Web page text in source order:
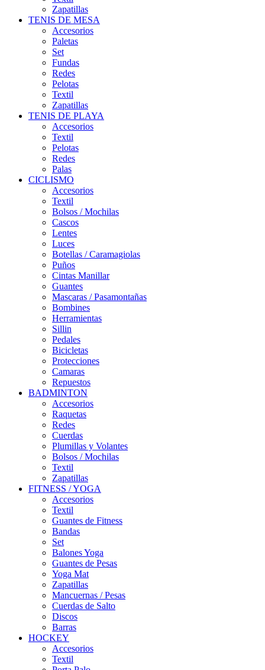
Zapatillas
TENIS DE MESA
Accesorios
Paletas
Set
Fundas
Redes
Pelotas
Textil
Zapatillas
TENIS DE PLAYA
Accesorios
Textil
Pelotas
Redes
Palas
CICLISMO
Accesorios
Textil
Bolsos / Mochilas
Cascos
Lentes
Luces
Botellas / Caramagiolas
Puños
Cintas Manillar
Guantes
Mascaras / Pasamontañas
Bombines
Herramientas
Sillin
Pedales
Bicicletas
Protecciones
Camaras
Repuestos
BADMINTON
Accesorios
Raquetas
Redes
Cuerdas
Plumillas y Volantes
Bolsos / Mochilas
Textil
Zapatillas
FITNESS / YOGA
Accesorios
Textil
Guantes de Fitness
Bandas
Set
Balones Yoga
Guantes de Pesas
Yoga Mat
Zapatillas
Mancuernas / Pesas
Cuerdas de Salto
Discos
Barras
HOCKEY
Accesorios
Textil